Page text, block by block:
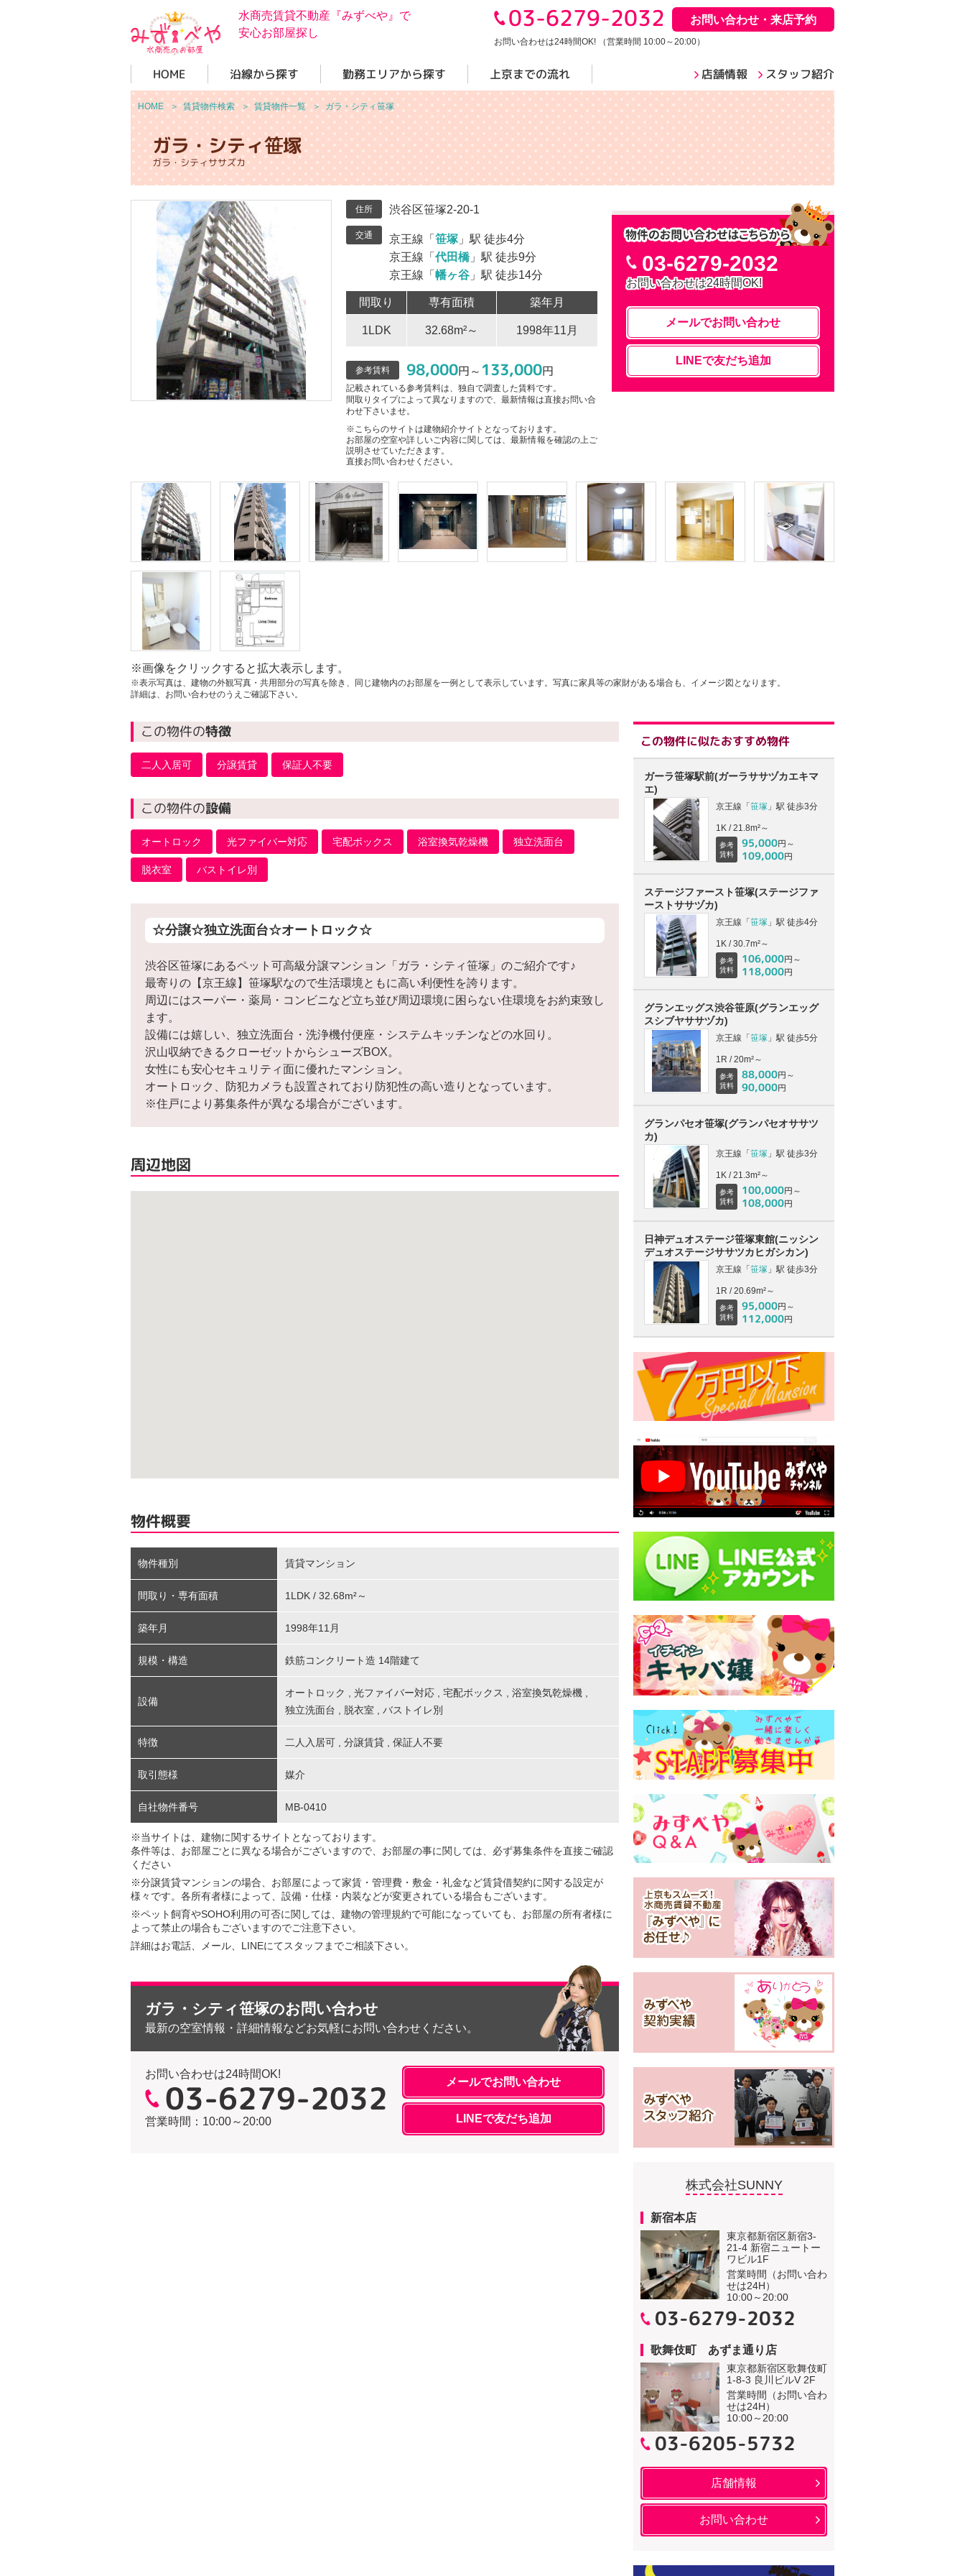
水商売賃貸不動産『みずべや』で
安心お部屋探し
03-6279-2032 お問い合わせ・来店予約
お問い合わせは24時間OK! （営業時間 10:00～20:00）
HOME 沿線から探す 勤務エリアから探す 上京までの流れ 店舗情報 スタッフ紹介
HOME ＞ 賃貸物件検索 ＞ 賃貸物件一覧 ＞ ガラ・シティ笹塚
ガラ・シティ笹塚
ガラ・シティササズカ
住所 渋谷区笹塚2-20-1
交通 京王線「 笹塚」駅 徒歩4分
京王線「 代田橋」駅 徒歩9分
京王線「 幡ヶ谷 」駅 徒歩14分
間取り 専有面積 築年月
1LDK 32.68m²～ 1998年11月
参考賃料 98,000円～ 133,000円
記載されている参考賃料は、独自で調査した賃料です。
間取りタイプによって異なりますので、最新情報は直接お問い合
わせ下さいませ。
※こちらのサイトは建物紹介サイトとなっております。
お部屋の空室や詳しいご内容に関しては、最新情報を確認の上ご
説明させていただきます。
直接お問い合わせください。
03-6279-2032
お問い合わせは24時間OK!
メールでお問い合わせ
LINEで友だち追加
※画像をクリックすると拡大表示します。
※表示写真は、建物の外観写真・共用部分の写真を除き、同じ建物内のお部屋を一例として表示しています。写真に家具等の家財がある場合も、イメージ図となります。
詳細は、お問い合わせのうえご確認下さい。
この物件の特徴
二人入居可 分譲賃貸 保証人不要
この物件の設備
オートロック 光ファイバー対応 宅配ボックス 浴室換気乾燥機 独立洗面台
脱衣室 バストイレ別
☆分譲☆独立洗面台☆オートロック☆
渋谷区笹塚にあるペット可高級分譲マンション「ガラ・シティ笹塚」のご紹介です♪
最寄りの【京王線】笹塚駅なので生活環境ともに高い利便性を誇ります。
周辺にはスーパー・薬局・コンビニなど立ち並び周辺環境に困らない住環境をお約束致し
ます。
設備には嬉しい、独立洗面台・洗浄機付便座・システムキッチンなどの水回り。
沢山収納できるクローゼットからシューズBOX。
女性にも安心セキュリティ面に優れたマンション。
オートロック、防犯カメラも設置されており防犯性の高い造りとなっています。
※住戸により募集条件が異なる場合がございます。
周辺地図
物件概要
物件種別 賃貸マンション
間取り・専有面積 1LDK / 32.68m²～
築年月 1998年11月
規模・構造 鉄筋コンクリート造 14階建て
設備
オートロック 光ファイバー対応 宅配ボックス 浴室換気乾燥機
独立洗面台
脱衣室 バストイレ別
特徴 二人入居可 分譲賃貸 保証人不要
取引態様 媒介
自社物件番号 MB-0410
※当サイトは、建物に関するサイトとなっております。
条件等は、お部屋ごとに異なる場合がございますので、お部屋の事に関しては、必ず募集条件を直接ご確認
ください
※分譲賃貸マンションの場合、お部屋によって家賃・管理費・敷金・礼金など賃貸借契約に関する設定が
様々です。各所有者様によって、設備・仕様・内装などが変更されている場合もございます。
※ペット飼育やSOHO利用の可否に関しては、建物の管理規約で可能になっていても、お部屋の所有者様に
よって禁止の場合もございますのでご注意下さい。
詳細はお電話、メール、LINEにてスタッフまでご相談下さい。
ガラ・シティ笹塚のお問い合わせ
最新の空室情報・詳細情報などお気軽にお問い合わせください。
お問い合わせは24時間OK!
03-6279-2032
営業時間：10:00～20:00
メールでお問い合わせ
LINEで友だち追加
この物件に似たおすすめ物件
ガーラ笹塚駅前(ガーラササヅカエキマ
エ)
京王線「笹塚 」駅 徒歩3分
1K / 21.8m²～
参考
賃料
95,000円～
109,000円
ステージファースト笹塚(ステージファ
ーストササヅカ)
京王線「笹塚 」駅 徒歩4分
1K / 30.7m²～
参考
賃料
106,000円～
118,000円
グランエッグス渋谷笹原(グランエッグ
スシブヤササヅカ)
京王線「笹塚 」駅 徒歩5分
1R / 20m²～
参考
賃料
88,000円～
90,000円
グランパセオ笹塚(グランパセオササツ
カ)
京王線「笹塚 」駅 徒歩3分
1K / 21.3m²～
参考
賃料
100,000円～
108,000円
日神デュオステージ笹塚東館(ニッシン
デュオステージササツカヒガシカン)
京王線「笹塚 」駅 徒歩3分
1R / 20.69m²～
参考
賃料
95,000円～
112,000円
株式会社SUNNY
新宿本店
東京都新宿区新宿3-
21-4 新宿ニュートー
ワビル1F
営業時間（お問い合わ
せは24H）
10:00～20:00
03-6279-2032
歌舞伎町 あずま通り店
東京都新宿区歌舞伎町
1-8-3 良川ビルV 2F
営業時間（お問い合わ
せは24H）
10:00～20:00
03-6205-5732
店舗情報
お問い合わせ